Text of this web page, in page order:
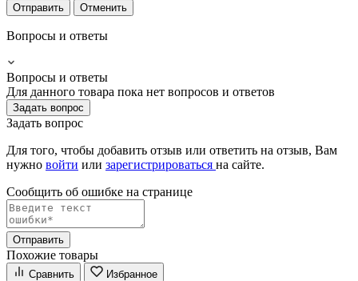
Отправить Отменить
Вопросы и ответы
Вопросы и ответы
Для данного товара пока нет вопросов и ответов
Задать вопрос
Задать вопрос
Для того, чтобы добавить отзыв или ответить на отзыв, Вам
нужно войти или зарегистрироваться на сайте.
Сообщить об ошибке на страницe
Отправить
Похожие товары
Сравнить Избранное